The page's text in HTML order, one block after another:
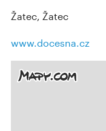
Žatec, Žatec
www.docesna.cz